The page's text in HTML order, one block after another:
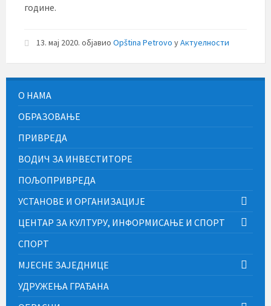
године.
13. мај 2020. објавио Opština Petrovo уАктуелности
О НАМА
ОБРАЗОВАЊЕ
ПРИВРЕДА
ВОДИЧ ЗА ИНВЕСТИТОРЕ
ПОЉОПРИВРЕДА
УСТАНОВЕ И ОРГАНИЗАЦИЈЕ
ЦЕНТАР ЗА КУЛТУРУ, ИНФОРМИСАЊЕ И СПОРТ
СПОРТ
МЈЕСНЕ ЗАЈЕДНИЦЕ
УДРУЖЕЊА ГРАЂАНА